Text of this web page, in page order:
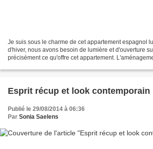
Je suis sous le charme de cet appartement espagnol
d'hiver, nous avons besoin de lumière et d'ouverture
précisément ce qu'offre cet appartement.
Esprit récup et look contemporain
Publié le 29/08/2014 à 06:36
Par Sonia Saelens